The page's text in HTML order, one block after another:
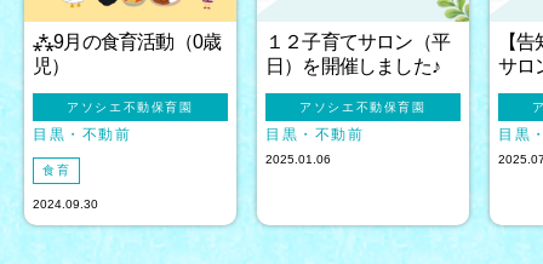
⁂9月の食育活動（0歳
児）
アソシエ不動保育園
目黒 不動前
食育
2024.09.30
１２子育てサロン（平
日）を開催しました♪
アソシエ不動保育園
目黒 不動前
2025.01.06
【
サロ
目黒